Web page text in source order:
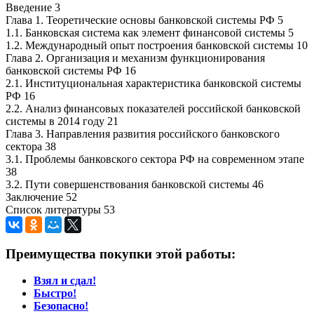
Введение 3
Глава 1. Теоретические основы банковской системы РФ 5
1.1. Банковская система как элемент финансовой системы 5
1.2. Международный опыт построения банковской системы 10
Глава 2. Организация и механизм функционирования
банковской системы РФ 16
2.1. Институциональная характеристика банковской системы
РФ 16
2.2. Анализ финансовых показателей российской банковской
системы в 2014 году 21
Глава 3. Направления развития российского банковского
сектора 38
3.1. Проблемы банковского сектора РФ на современном этапе
38
3.2. Пути совершенствования банковской системы 46
Заключение 52
Список литературы 53
Преимущества покупки этой работы:
Взял и сдал!
Быстро!
Безопасно!